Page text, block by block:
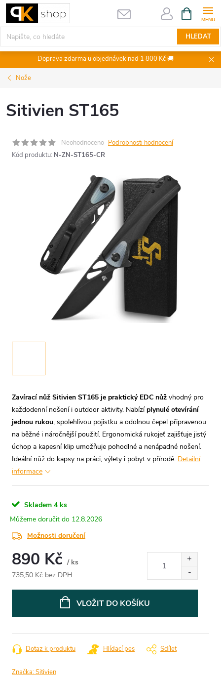
Přejít
obsah
HLEDAT
NÁKUPNÍ
KOŠÍK
Doprava zdarma u objednávek nad 1 800 Kč 🚚
Nože
Sitivien ST165
Neohodnoceno Podrobnosti hodnocení
Kód produktu: N-ZN-ST165-CR
Zavírací nůž Sitivien ST165 je praktický EDC nůž vhodný pro
každodenní nošení i outdoor aktivity. Nabízíplynulé otevírání
jednou rukou, spolehlivou pojistku a odolnou čepel připravenou
na běžné i náročnější použití. Ergonomická rukojeť zajišťuje jistý
úchop a kapesní klip umožňuje pohodlné a nenápadné nošení.
Ideální nůž do kapsy na práci, výlety i pobyt v přírodě. Detailní
informace
Skladem 4 ks
12.8.2026
Možnosti doručení
890 Kč / ks
735,50 Kč bez DPH
VLOŽIT DO KOŠÍKU
Dotaz k produktu Hlídací pes Sdílet
Značka:Sitivien